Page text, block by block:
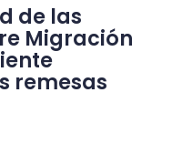
de las
Migración
remesas